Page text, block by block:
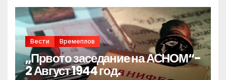
Вести Времеплов
„Првото заседание на АСНОМ“-
2 Август 1944 год.